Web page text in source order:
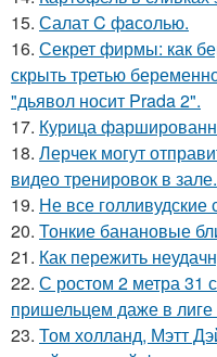
15. Салат C фaсoлью.
16. Секрет фирмы: как
скрыть третью
"дьявол носит Prada 2".
17. Курица
18. Лерчек могут
видео тренировок в зале.
19. Не все голливудские
20. Тонкие банановые
21. Как пережить
22. С ростом 2 метра 31
пришельцем даже в лиге
23. Том холланд, Мэтт